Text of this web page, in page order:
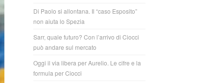
Di Paolo si allontana. Il “caso Esposito”
non aiuta lo Spezia
Sarr, quale futuro? Con l’arrivo di Ciocci
può andare sul mercato
Oggi il via libera per Aurelio. Le cifre e la
formula per Ciocci